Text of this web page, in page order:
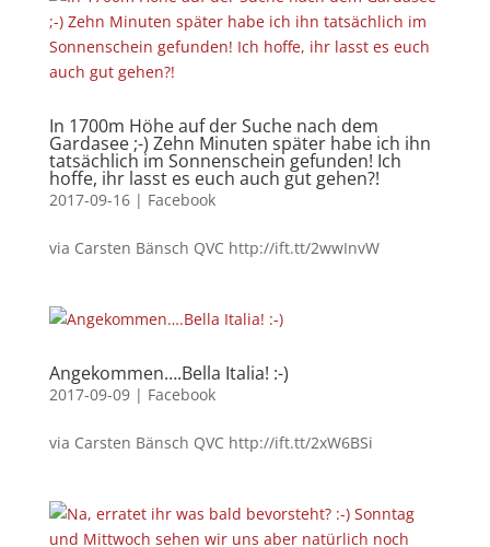
In 1700m Höhe auf der Suche nach dem
Gardasee ;-) Zehn Minuten später habe ich ihn
tatsächlich im Sonnenschein gefunden! Ich
hoffe, ihr lasst es euch auch gut gehen?!
2017-09-16| Facebook
via Carsten Bänsch QVC http://ift.tt/2wwInvW
Angekommen….Bella Italia! :-)
2017-09-09| Facebook
via Carsten Bänsch QVC http://ift.tt/2xW6BSi